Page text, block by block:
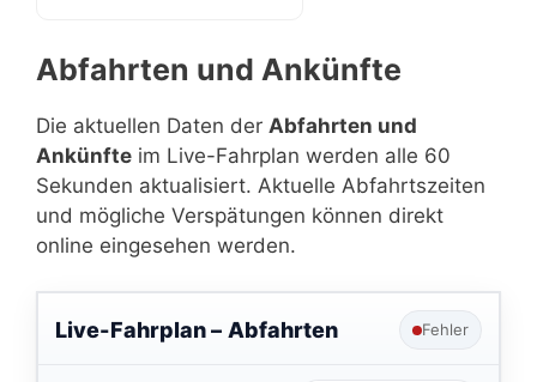
Abfahrten und Ankünfte
Die aktuellen Daten der Abfahrten und
Ankünfte im Live-Fahrplan werden alle 60
Sekunden aktualisiert. Aktuelle Abfahrtszeiten
und mögliche Verspätungen können direkt
online eingesehen werden.
Live-Fahrplan – Abfahrten Fehler